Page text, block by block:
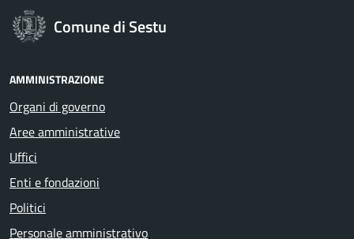
Comune di Sestu
AMMINISTRAZIONE
Organi di governo
Aree amministrative
Uffici
Enti e fondazioni
Politici
Personale amministrativo